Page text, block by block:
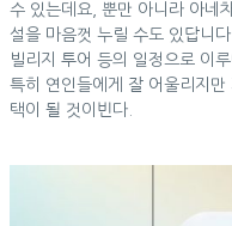
수 있는데요, 뿐만 아니라 아네
설을 마음껏 누릴 수도 있답니
빌리지 투어 등의 일정으로 이
특히 연인들에게 잘 어울리지
택이 될 것이빈다.